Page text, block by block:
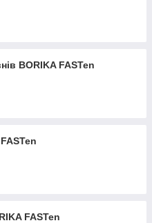
BORIKA FASTen
FASTen